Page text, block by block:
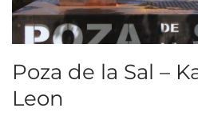
Poza de la Sal –
Leon